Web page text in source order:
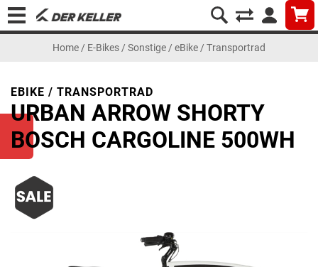
Home / E-Bikes / Sonstige / eBike / Transportrad
EBIKE / TRANSPORTRAD
URBAN ARROW SHORTY
BOSCH CARGOLINE 500WH